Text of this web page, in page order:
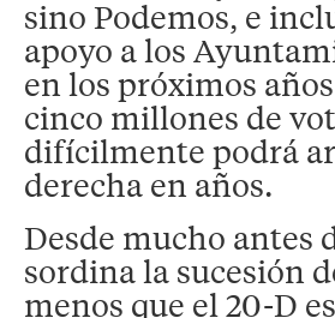
sino Podemos, e
apoyo a los
en los próximos
cinco millones de
difícilmente podrá
derecha en años.
Desde mucho antes
sordina la sucesión
menos que el 20-D